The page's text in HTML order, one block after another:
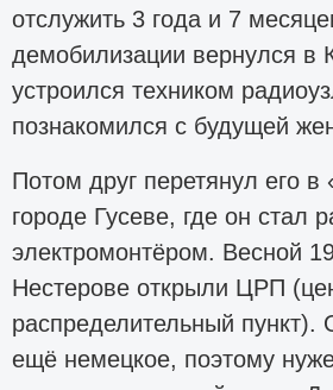
отслужить 3 года и 7
демобилизации вернулся в
устроился техником
познакомился с будущей
Потом друг перетянул его в
городе Гусеве, где он стал
электромонтёром. Весной
Нестерове открыли ЦРП
распределительный пункт).
ещё немецкое, поэтому